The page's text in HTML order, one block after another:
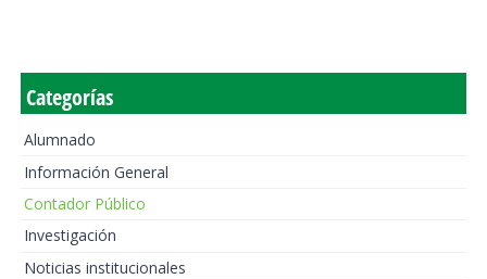
Categorías
Alumnado
Información General
Contador Público
Investigación
Noticias institucionales